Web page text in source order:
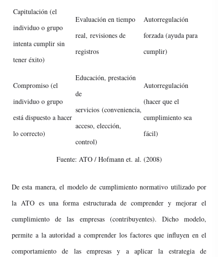
Capitulación (el
individuo o grupo
intenta cumplir sin
tener éxito)
Evaluación en tiempo
real, revisiones de
registros
Autorregulación
forzada (ayuda para
cumplir)
Compromiso (el
individuo o grupo
está dispuesto a hacer
lo correcto)
Educación, prestación
de
servicios (conveniencia,
acceso, elección,
control)
Autorregulación
(hacer que el
cumplimiento sea
fácil)
Fuente: ATO / Hofmann et. al. (2008)
De esta manera, el modelo de cumplimiento normativo utilizado por
la ATO es una forma estructurada de comprender y mejorar el
cumplimiento de las empresas (contribuyentes). Dicho modelo,
permite a la autoridad a comprender los factores que influyen en el
comportamiento de las empresas y a aplicar la estrategia de